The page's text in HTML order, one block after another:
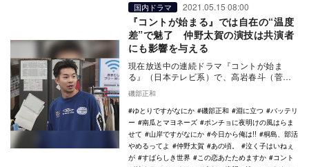
国内ドラマ 2021.05.15 08:00
『コントが始まる』では自在の“温度
差”で魅了 仲野太賀の演技は共演者
にも影響を与える
現在放送中の連続ドラマ『コントが始ま
る』（日本テレビ系）で、高岩春斗（菅田
将暉）、朝吹瞬太（神木隆之介）と共に、
お笑いトリオ「マ…
磯部正和
ゆとりですがなにか
磯部正和 淵に立つ
バッテリ
ー
南瓜とマヨネーズ
ポンチョに夜明けの風はらま
せて
山岸ですがなにか 今日から俺は!!
桐島、部活
やめるってよ
仲野太賀 あの頃。
泣く子はいねぇ
が
すばらしき世界 この恋あたためますか
コント